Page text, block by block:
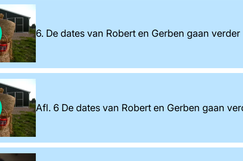
6. De dates van Robert en Gerben gaan verder
Afl. 6 De dates van Robert en Gerben gaan